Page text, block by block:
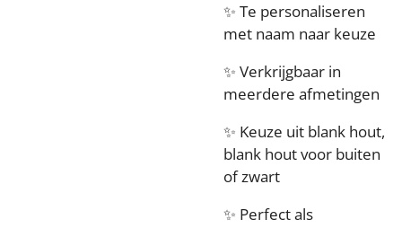
✨ Te personaliseren
met naam naar keuze
✨ Verkrijgbaar in
meerdere afmetingen
✨ Keuze uit blank hout,
blank hout voor buiten
of zwart
✨ Perfect als